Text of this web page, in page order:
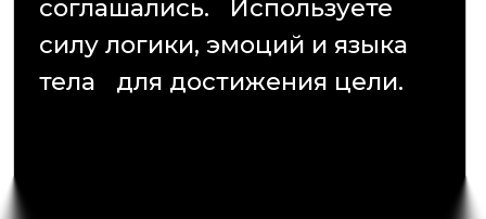
мышление и научитесь
строить железную логику.
кажется правильным».